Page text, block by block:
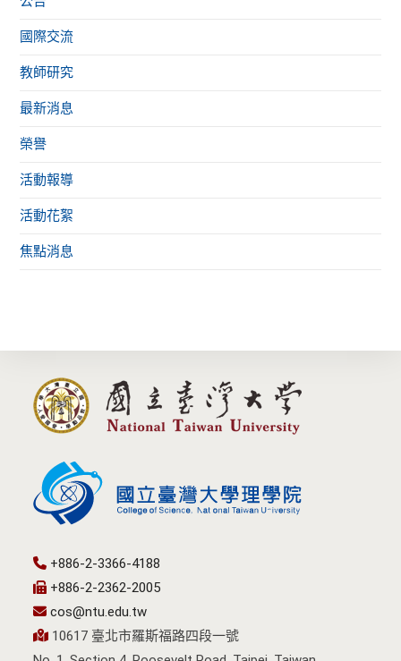
國際交流
教師研究
最新消息
榮譽
活動報導
活動花絮
焦點消息
+886-2-3366-4188
+886-2-2362-2005
cos@ntu.edu.tw
10617 臺北市羅斯福路四段一號